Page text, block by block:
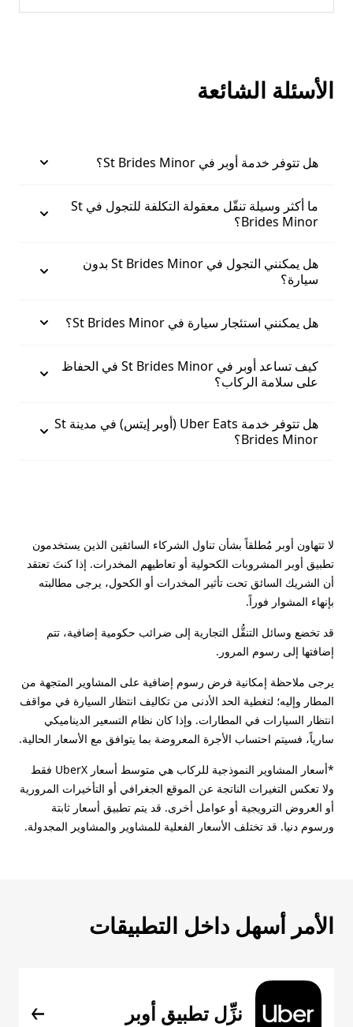
الأسئلة الشائعة
هل تتوفر خدمة أوبر في St Brides Minor؟
ما أكثر وسيلة تنقّل معقولة التكلفة للتجول في St
Brides Minor؟
هل يمكنني التجول في St Brides Minor بدون
سيارة؟
هل يمكنني استئجار سيارة في St Brides Minor؟
كيف تساعد أوبر في St Brides Minor في الحفاظ
على سلامة الركاب؟
هل تتوفر خدمة Uber Eats (أوبر إيتس) في مدينة St
Brides Minor؟
لا تتهاون أوبر مُطلقاً بشأن تناول الشركاء السائقين الذين يستخدمون
تطبيق أوبر المشروبات الكحولية أو تعاطيهم المخدرات. إذا كنتَ تعتقد
أن الشريك السائق تحت تأثير المخدرات أو الكحول، يرجى مطالبته
بإنهاء المشوار فوراً.
قد تخضع وسائل التنقُّل التجارية إلى ضرائب حكومية إضافية، تتم
إضافتها إلى رسوم المرور.
يرجى ملاحظة إمكانية فرض رسوم إضافية على المشاوير المتجهة من
المطار وإليه؛ لتغطية الحد الأدنى من تكاليف انتظار السيارة في مواقف
انتظار السيارات في المطارات. وإذا كان نظام التسعير الديناميكي
سارياً، فسيتم احتساب الأجرة المعروضة بما يتوافق مع الأسعار الحالية.
*أسعار المشاوير النموذجية للركاب هي متوسط أسعار UberX فقط
ولا تعكس التغيرات الناتجة عن الموقع الجغرافي أو التأخيرات المرورية
أو العروض الترويجية أو عوامل أخرى. قد يتم تطبيق أسعار ثابتة
ورسوم دنيا. قد تختلف الأسعار الفعلية للمشاوير والمشاوير المجدولة.
الأمر أسهل داخل التطبيقات
نزِّل تطبيق أوبر